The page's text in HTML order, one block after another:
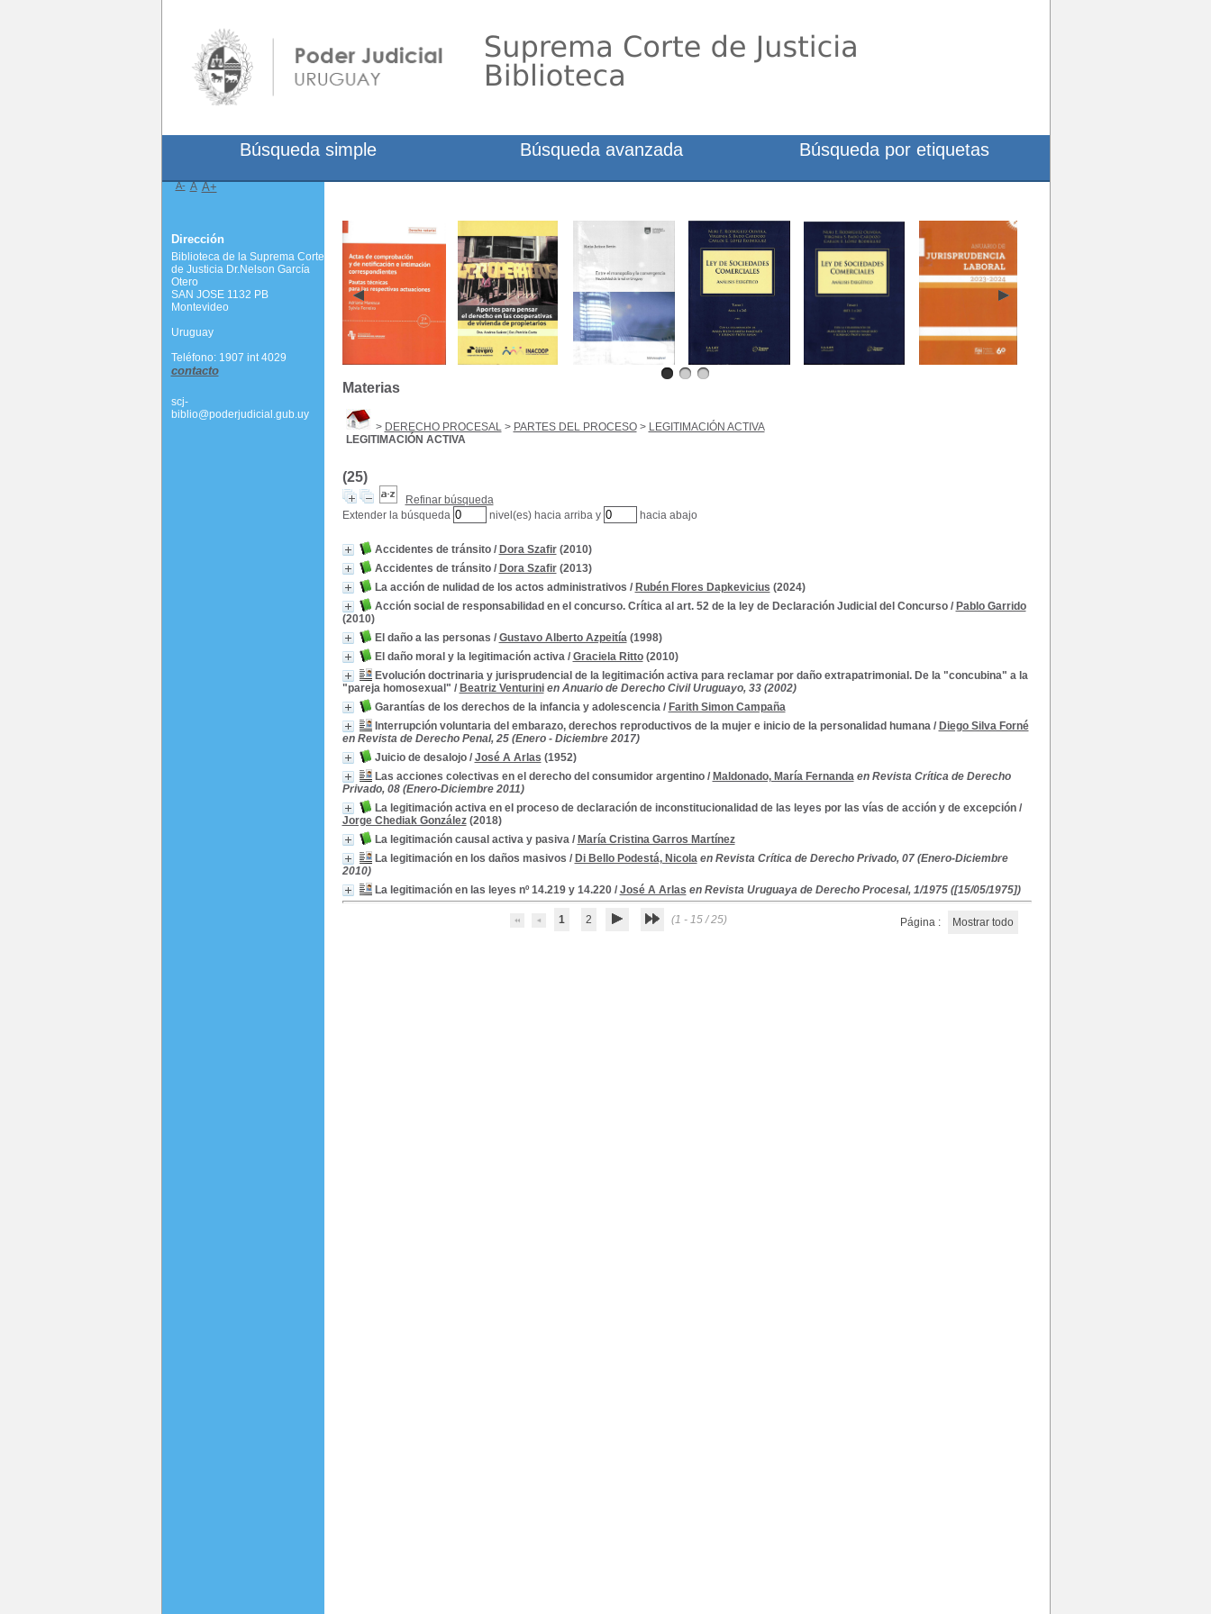
Materias
> DERECHO PROCESAL> PARTES DEL PROCESO> LEGITIMACIÓN ACTIVA
LEGITIMACIÓN ACTIVA
(25)
Refinar búsqueda
Extender la búsqueda
nivel(es) hacia arriba y hacia abajo
Accidentes de tránsito/ Dora Szafir(2010)
Accidentes de tránsito/ Dora Szafir(2013)
La acción de nulidad de los actos administrativos / Rubén Flores Dapkevicius (2024)
Acción social de responsabilidad en el concurso. Crítica al art. 52 de la ley de Declaración Judicial del Concurso/ Pablo Garrido
(2010)
El daño a las personas / Gustavo Alberto Azpeitía(1998)
El daño moral y la legitimación activa/ Graciela Ritto(2010)
Evolución doctrinaria y jurisprudencial de la legitimación activa para reclamar por daño extrapatrimonial. De la "concubina" a la
"pareja homosexual" / Beatriz Venturini en Anuario de Derecho Civil Uruguayo, 33 (2002)
Garantías de los derechos de la infancia y adolescencia/ Farith Simon Campaña
Interrupción voluntaria del embarazo, derechos reproductivos de la mujer e inicio de la personalidad humana/ Diego Silva Forné
en Revista de Derecho Penal, 25 (Enero - Diciembre 2017)
Juicio de desalojo/ José A Arlas (1952)
Las acciones colectivas en el derecho del consumidor argentino/ Maldonado, María Fernanda en Revista Crítica de Derecho
Privado, 08 (Enero-Diciembre 2011)
La legitimación activa en el proceso de declaración de inconstitucionalidad de las leyes por las vías de acción y de excepción/
Jorge Chediak González(2018)
La legitimación causal activa y pasiva/ María Cristina Garros Martínez
La legitimación en los daños masivos / Di Bello Podestá, Nicola en Revista Crítica de Derecho Privado, 07 (Enero-Diciembre
2010)
La legitimación en las leyes nº 14.219 y 14.220/ José A Arlas en Revista Uruguaya de Derecho Procesal, 1/1975 ([15/05/1975])
1 2 (1 - 15 / 25) Página : Mostrar todo
Búsqueda simple Búsqueda avanzada Búsqueda por etiquetas
A- A A+
Dirección
Biblioteca de la Suprema Corte
de Justicia Dr.Nelson García
Otero
SAN JOSE 1132 PB
Montevideo
Uruguay
Teléfono: 1907 int 4029
contacto
scj-
biblio@poderjudicial.gub.uy